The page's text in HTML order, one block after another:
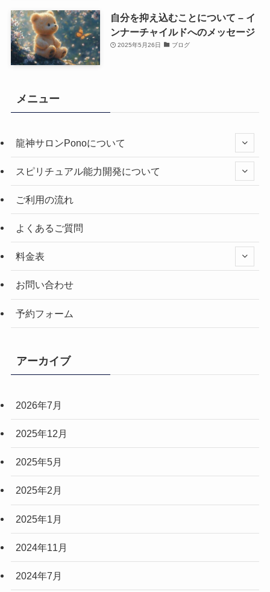
自分を抑え込むことについて – イ
ンナーチャイルドへのメッセージ
2025年5月26日 ブログ
メニュー
龍神サロンPonoについて
スピリチュアル能力開発について
ご利用の流れ
よくあるご質問
料金表
お問い合わせ
予約フォーム
アーカイブ
2026年7月
2025年12月
2025年5月
2025年2月
2025年1月
2024年11月
2024年7月